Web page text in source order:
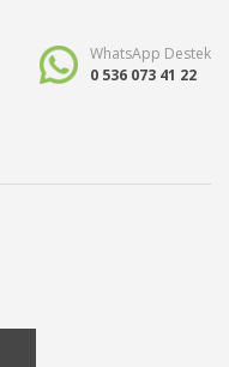
WhatsApp Destek
0 536 073 41 22